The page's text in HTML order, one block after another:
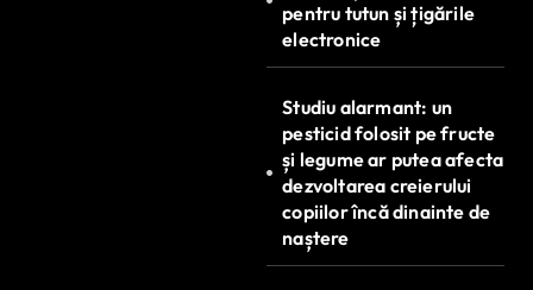
pentru tutun și țigările
electronice
Studiu alarmant: un
pesticid folosit pe fructe
și legume ar putea afecta
dezvoltarea creierului
copiilor încă dinainte de
naștere